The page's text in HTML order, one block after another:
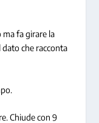
fa girare la
che racconta
Chiude con 9